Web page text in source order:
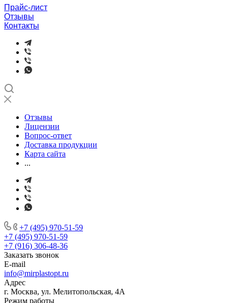
Прайс-лист
Отзывы
Контакты
Отзывы
Лицензии
Вопрос-ответ
Доставка продукции
Карта сайта
...
+7 (495) 970-51-59
+7 (495) 970-51-59
+7 (916) 306-48-36
Заказать звонок
E-mail
info@mirplastopt.ru
Адрес
г. Москва, ул. Мелитопольская, 4А
Режим работы